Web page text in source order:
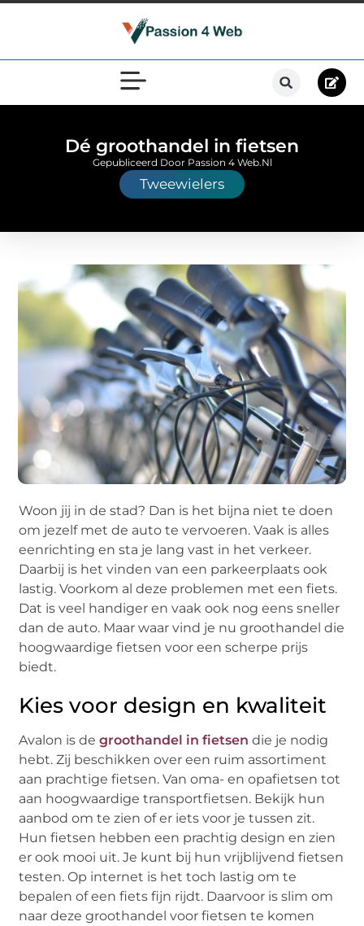
Dé groothandel in fietsen
Tweewielers
Gepubliceerd Door Passion 4 Web.nl
Woon jij in de stad? Dan is het bijna niet te doen
om jezelf met de auto te vervoeren. Vaak is alles
eenrichting en sta je lang vast in het verkeer.
Daarbij is het vinden van een parkeerplaats ook
lastig. Voorkom al deze problemen met een fiets.
Dat is veel handiger en vaak ook nog eens sneller
dan de auto. Maar waar vind je nu groothandel die
hoogwaardige fietsen voor een scherpe prijs
biedt.
Kies voor design en kwaliteit
Avalon is degroothandel in fietsen die je nodig
hebt. Zij beschikken over een ruim assortiment
aan prachtige fietsen. Van oma- en opafietsen tot
aan hoogwaardige transportfietsen. Bekijk hun
aanbod om te zien of er iets voor je tussen zit.
Hun fietsen hebben een prachtig design en zien
er ook mooi uit. Je kunt bij hun vrijblijvend fietsen
testen. Op internet is het toch lastig om te
bepalen of een fiets fijn rijdt. Daarvoor is slim om
naar deze groothandel voor fietsen te komen